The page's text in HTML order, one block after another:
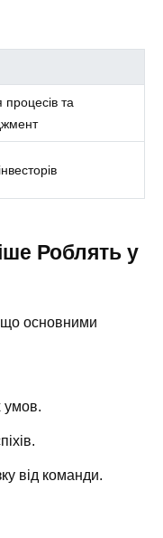
процесів та
Роблять у
що основними
умов.
від команди.